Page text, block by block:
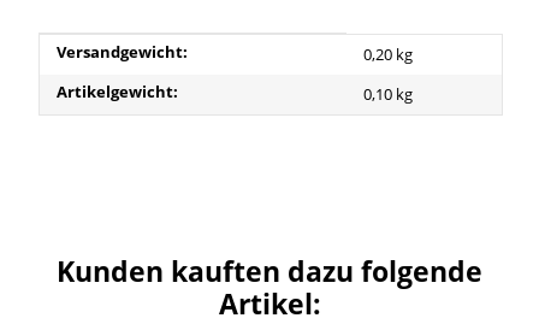
Produkteigenschaft
Wert
Versandgewicht:
0,20 kg
Artikelgewicht:
0,10 kg
Kunden kauften dazu folgende
Artikel: